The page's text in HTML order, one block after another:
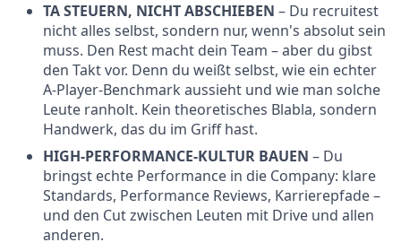
TA STEUERN, NICHT ABSCHIEBEN – Du recruitest
nicht alles selbst, sondern nur, wenn's absolut sein
muss. Den Rest macht dein Team – aber du gibst
den Takt vor. Denn du weißt selbst, wie ein echter
A-Player-Benchmark aussieht und wie man solche
Leute ranholt. Kein theoretisches Blabla, sondern
Handwerk, das du im Griff hast.
HIGH-PERFORMANCE-KULTUR BAUEN – Du
bringst echte Performance in die Company: klare
Standards, Performance Reviews, Karrierepfade –
und den Cut zwischen Leuten mit Drive und allen
anderen.